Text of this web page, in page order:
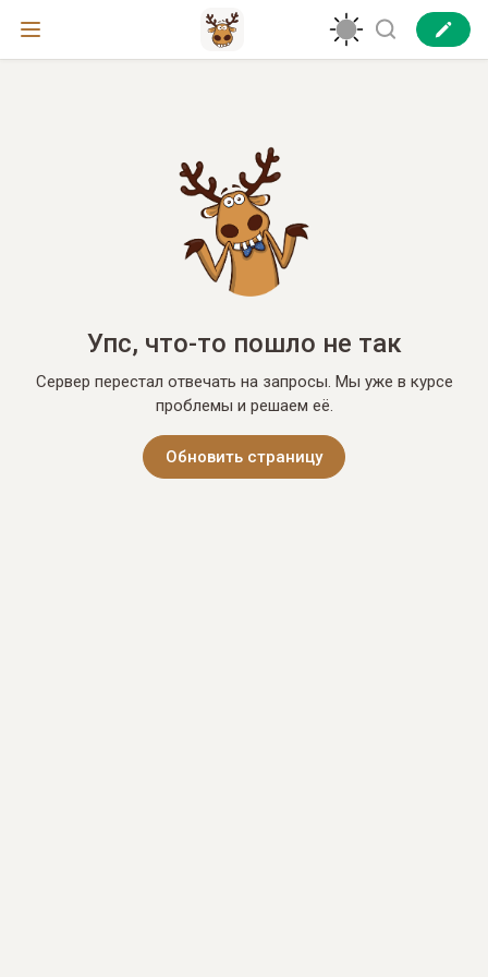
Упс, что-то пошло не так
Сервер перестал отвечать на запросы. Мы уже в курсе
проблемы и решаем её.
Обновить страницу